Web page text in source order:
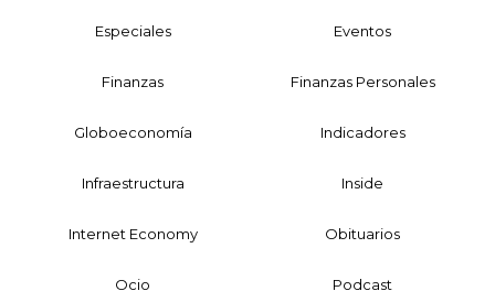
Especiales Eventos
Finanzas Finanzas Personales
Globoeconomía Indicadores
Infraestructura Inside
Internet Economy Obituarios
Ocio Podcast